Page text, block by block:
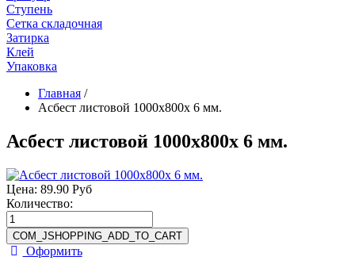
Ступень
Сетка складочная
Затирка
Клей
Упаковка
Главная /
Асбест листовой 1000х800х 6 мм.
Асбест листовой 1000х800х 6 мм.
Цена: 89.90 Руб
Количество:
Оформить